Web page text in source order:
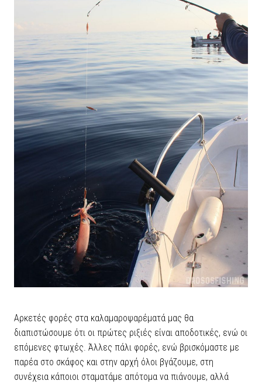
Αρκετές φορές στα καλαμαροψαρέματά μας θα
διαπιστώσουμε ότι οι πρώτες ριξιές είναι αποδοτικές, ενώ οι
επόμενες φτωχές. Άλλες πάλι φορές, ενώ βρισκόμαστε με
παρέα στο σκάφος και στην αρχή όλοι βγάζουμε, στη
συνέχεια κάποιοι σταματάμε απότομα να πιάνουμε, αλλά